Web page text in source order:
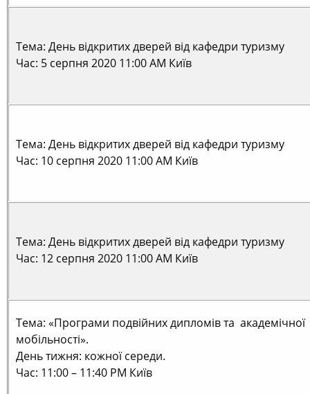
Тема: День відкритих дверей від кафедри туризму
Час: 5 серпня 2020 11:00 AM Київ
Тема: День відкритих дверей від кафедри туризму
Час: 10 серпня 2020 11:00 AM Київ
Тема: День відкритих дверей від кафедри туризму
Час: 12 серпня 2020 11:00 AM Київ
Тема: «Програми подвійних дипломів та академічної
мобільності».
День тижня: кожної середи.
Час: 11:00 – 11:40 PM Київ